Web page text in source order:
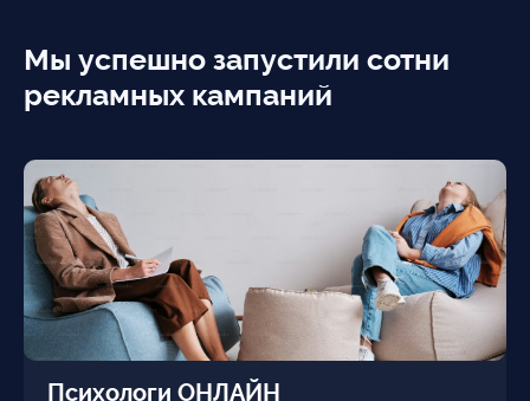
Мы успешно запустили сотни
рекламных кампаний
Психологи ОНЛАЙН